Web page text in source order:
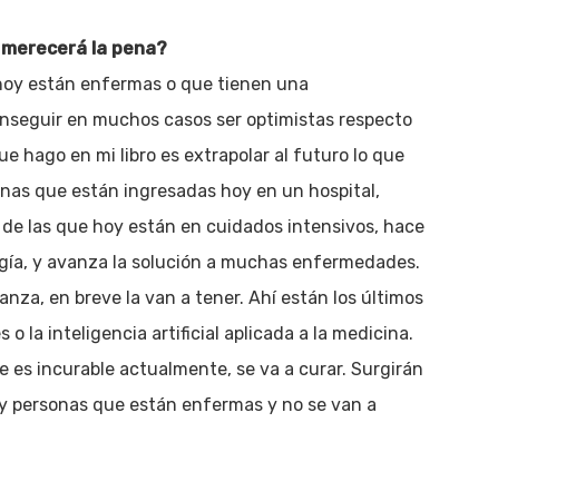
la pena?
están enfermas o que tienen una
en muchos casos ser optimistas respecto
hago en mi libro es extrapolar al futuro lo que
que están ingresadas hoy en un hospital,
las que hoy están en cuidados intensivos, hace
y avanza la solución a muchas enfermedades.
en breve la van a tener. Ahí están los últimos
o la inteligencia artificial aplicada a la medicina.
es incurable actualmente, se va a curar. Surgirán
personas que están enfermas y no se van a